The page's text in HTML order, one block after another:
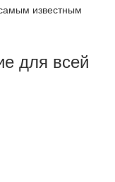
известным
для всей